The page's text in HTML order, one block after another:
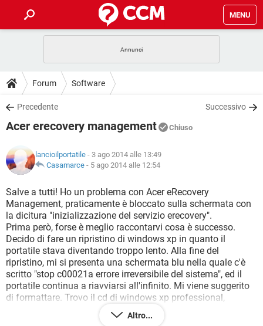
MENU
INTRATTENIMENTO
iOS
INSTAGRAM WHATSAPP
HARDWARE
GUIDE
COVID-19
INSTAGRAM WHATSAPP
TIKTOK
HARDWARE
DOWNLOAD
COVID-19 GAMING
iOS WINDOWS 10
INSTAGRAM WHATSAPP
TIKTOK FACEBOOK
HARDWARE
COVID-19 GAMING
INTRATTENIMENTO
iOS WINDOWS 10
INSTAGRAM WHATSAPP
TIKTOK FACEBOOK
HARDWARE
GLOSSARIO
COVID-19 GAMING
INTRATTENIMENTO ANDROID
iOS WINDOWS 10
INSTAGRAM WHATSAPP
TIKTOK FACEBOOK
HARDWARE
Forum Software
Precedente Successivo
Acer erecovery management Chiuso
lancioilportatile - 3 ago 2014 alle 13:49
Casamarce - 5 ago 2014 alle 12:54
Salve a tutti! Ho un problema con Acer eRecovery
Management, praticamente è bloccato sulla schermata con
la dicitura "inizializzazione del servizio erecovery".
Prima però, forse è meglio raccontarvi cosa è successo.
Decido di fare un ripristino di windows xp in quanto il
portatile stava diventando troppo lento. Alla fine del
ripristino, mi si presenta una schermata blu nella quale c'è
scritto "stop c00021a errore irreversibile del sistema", ed il
portatile continua a riavviarsi all'infinito. Mi viene suggerito
di formattare. Trovo il cd di windows xp professional,
imposto l'avvio del bios su cd, ma il portatile non si avvia dal
Altro...